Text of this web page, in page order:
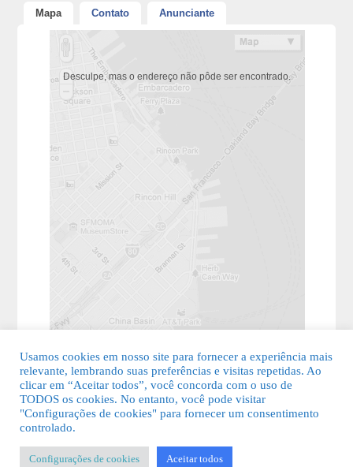
Mapa Contato Anunciante
Desculpe, mas o endereço não pôde ser encontrado.
© 2026 Guia Fácil Lagos | Guia Comercial Grátis. Todos os direitos
Usamos cookies em nosso site para fornecer a experiência mais
relevante, lembrando suas preferências e visitas repetidas. Ao
clicar em “Aceitar todos”, você concorda com o uso de
TODOS os cookies. No entanto, você pode visitar
"Configurações de cookies" para fornecer um consentimento
controlado.
Configurações de cookies Aceitar todos